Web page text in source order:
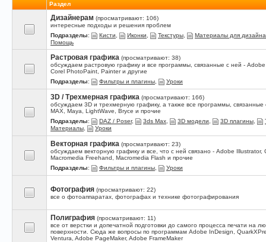
Раздел
Дизайнерам (просматривают: 106)
интересные подходы и решения проблем
Подразделы: Кисти Иконки Текстуры
Материалы для дизайна
Помощь
Растровая графика (просматривают: 38)
обсуждаем растровую графику и все программы, связанные с ней -
Corel PhotoPaint, Painter и другие
Подразделы: Фильтры и плагины Уроки
3D / Трехмерная графика (просматривают: 166)
обсуждаем 3D и трехмерную графику, а также все программы, связанные
MAX, Maya, LightWave, Bryce и прочие
Подразделы: DAZ / Poser, 3ds Max 3D модели 3D плагины
Материалы
Уроки
Векторная графика (просматривают: 23)
обсуждаем векторную графику и все, что с ней связано - Adobe Illustrator,
Macromedia Freehand, Macromedia Flash и прочие
Подразделы: Фильтры и плагины Уроки
Фотография (просматривают: 22)
все о фотоаппаратах, фотографах и технике фотографирования
Полиграфия (просматривают: 11)
все от верстки и допечатной подготовки до самого процесса печати на
поверхности. Сюда же вопросы по программам Adobe InDesign,
Ventura, Adobe PageMaker, Adobe FrameMaker